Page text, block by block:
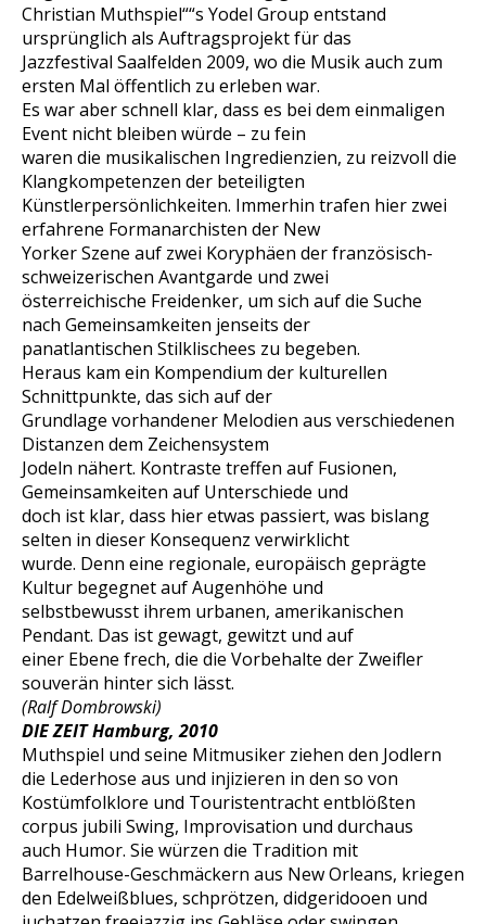
Christian Muthspiel““s Yodel Group entstand
ursprünglich als Auftragsprojekt für das
Jazzfestival Saalfelden 2009, wo die Musik auch zum
ersten Mal öffentlich zu erleben war.
Es war aber schnell klar, dass es bei dem einmaligen
Event nicht bleiben würde – zu fein
waren die musikalischen Ingredienzien, zu reizvoll die
Klangkompetenzen der beteiligten
Künstlerpersönlichkeiten. Immerhin trafen hier zwei
erfahrene Formanarchisten der New
Yorker Szene auf zwei Koryphäen der französisch-
schweizerischen Avantgarde und zwei
österreichische Freidenker, um sich auf die Suche
nach Gemeinsamkeiten jenseits der
panatlantischen Stilklischees zu begeben.
Heraus kam ein Kompendium der kulturellen
Schnittpunkte, das sich auf der
Grundlage vorhandener Melodien aus verschiedenen
Distanzen dem Zeichensystem
Jodeln nähert. Kontraste treffen auf Fusionen,
Gemeinsamkeiten auf Unterschiede und
doch ist klar, dass hier etwas passiert, was bislang
selten in dieser Konsequenz verwirklicht
wurde. Denn eine regionale, europäisch geprägte
Kultur begegnet auf Augenhöhe und
selbstbewusst ihrem urbanen, amerikanischen
Pendant. Das ist gewagt, gewitzt und auf
einer Ebene frech, die die Vorbehalte der Zweifler
souverän hinter sich lässt.
(Ralf Dombrowski)
DIE ZEIT Hamburg, 2010
Muthspiel und seine Mitmusiker ziehen den Jodlern
die Lederhose aus und injizieren in den so von
Kostümfolklore und Touristentracht entblößten
corpus jubili Swing, Improvisation und durchaus
auch Humor. Sie würzen die Tradition mit
Barrelhouse-Geschmäckern aus New Orleans, kriegen
den Edelweißblues, schprötzen, didgeridooen und